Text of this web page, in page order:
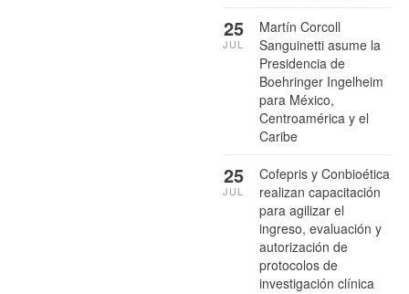
Martín Corcoll
Sanguinetti asume la
Presidencia de
Boehringer Ingelheim
para México,
Centroamérica y el
Caribe
25
JUL
Cofepris y Conbioética
realizan capacitación
para agilizar el
ingreso, evaluación y
autorización de
protocolos de
investigación clínica
25
JUL